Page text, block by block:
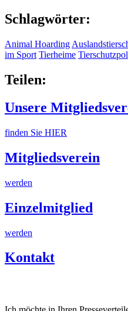
Schlagwörter:
Animal Hoarding
im Sport Tierheime
Teilen:
Unsere
finden Sie HIER
Mitgliedsverein
werden
Einzelmitglied
werden
Kontakt